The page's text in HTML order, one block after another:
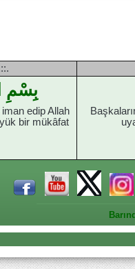
بِسْمِ
edip Allah
bir mükâfat